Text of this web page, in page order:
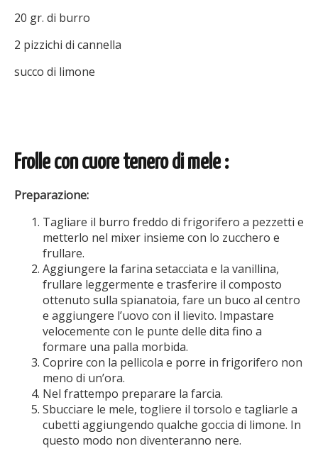
20 gr. di burro
2 pizzichi di cannella
succo di limone
Frolle con cuore tenero di mele :
Preparazione:
Tagliare il burro freddo di frigorifero a pezzetti e
metterlo nel mixer insieme con lo zucchero e
frullare.
Aggiungere la farina setacciata e la vanillina,
frullare leggermente e trasferire il composto
ottenuto sulla spianatoia, fare un buco al centro
e aggiungere l’uovo con il lievito. Impastare
velocemente con le punte delle dita fino a
formare una palla morbida.
Coprire con la pellicola e porre in frigorifero non
meno di un’ora.
Nel frattempo preparare la farcia.
Sbucciare le mele, togliere il torsolo e tagliarle a
cubetti aggiungendo qualche goccia di limone. In
questo modo non diventeranno nere.